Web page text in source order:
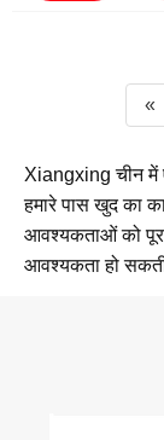
«
Xiangxing चीन में
हमारे पास खुद का
आवश्यकताओं को
आवश्यकता हो